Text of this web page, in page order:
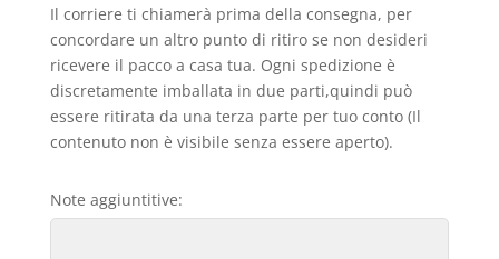
Il corriere ti chiamerà prima della consegna, per
concordare un altro punto di ritiro se non desideri
ricevere il pacco a casa tua. Ogni spedizione è
discretamente imballata in due parti,quindi può
essere ritirata da una terza parte per tuo conto (Il
contenuto non è visibile senza essere aperto).
Note aggiuntitive: